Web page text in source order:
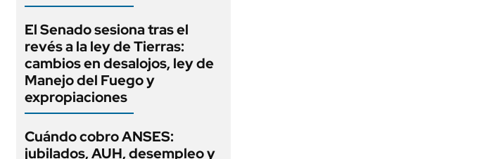
El Senado sesiona tras el
revés a la ley de Tierras:
cambios en desalojos, ley de
Manejo del Fuego y
expropiaciones
Cuándo cobro ANSES:
jubilados, AUH, desempleo y